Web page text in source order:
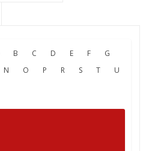
B C D E F
G
N O P R S T
U